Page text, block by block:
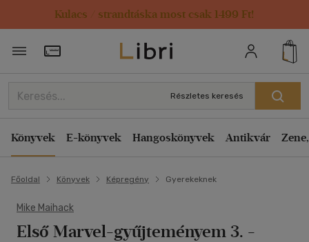
Kulacs / strandtáska most csak 1499 Ft!
Törzsvásárlói Kártya adatai
Részletes keresés
Könyvek E-könyvek Hangoskönyvek Antikvár
Főoldal Könyvek Képregény Gyerekeknek
Mike Maihack
Első Marvel-gyűjteményem 3. -